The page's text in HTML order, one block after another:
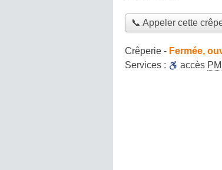
📞 Appeler cette
Crêperie - Fermée,
Services :
accès